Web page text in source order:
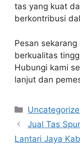
tas yang kuat
berkontribusi
Pesan
berkualitas
Hubungi kami
lanjut dan
Categories
Jual Tas
Lantari Jaya